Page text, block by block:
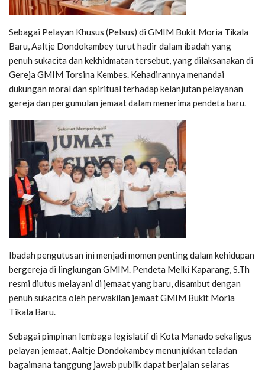
Sebagai Pelayan Khusus (Pelsus) di GMIM Bukit Moria Tikala
Baru, Aaltje Dondokambey turut hadir dalam ibadah yang
penuh sukacita dan kekhidmatan tersebut, yang dilaksanakan di
Gereja GMIM Torsina Kembes. Kehadirannya menandai
dukungan moral dan spiritual terhadap kelanjutan pelayanan
gereja dan pergumulan jemaat dalam menerima pendeta baru.
Ibadah pengutusan ini menjadi momen penting dalam kehidupan
bergereja di lingkungan GMIM. Pendeta Melki Kaparang, S.Th
resmi diutus melayani di jemaat yang baru, disambut dengan
penuh sukacita oleh perwakilan jemaat GMIM Bukit Moria
Tikala Baru.
Sebagai pimpinan lembaga legislatif di Kota Manado sekaligus
pelayan jemaat, Aaltje Dondokambey menunjukkan teladan
bagaimana tanggung jawab publik dapat berjalan selaras